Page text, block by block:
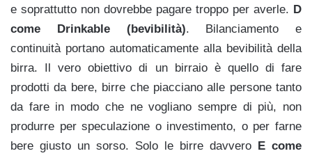
e soprattutto non dovrebbe pagare troppo per averle. D
come Drinkable (bevibilità). Bilanciamento e
continuità portano automaticamente alla bevibilità della
birra. Il vero obiettivo di un birraio è quello di fare
prodotti da bere, birre che piacciano alle persone tanto
da fare in modo che ne vogliano sempre di più, non
produrre per speculazione o investimento, o per farne
bere giusto un sorso. Solo le birre davvero
E come